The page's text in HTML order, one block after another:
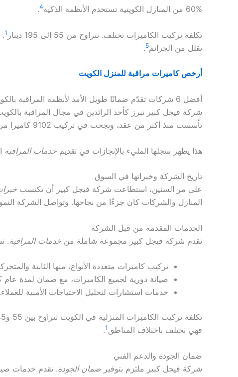
60% من المنازل الكويتية تستخدم الأنظمة الذكية 4
.
تكلفة تركيب الكاميرات تختلف. تتراوح من 55 إلى 195 دينار 1
.
تقلل من الجرائم5
.
أرخص كاميرات مراقبة للمنزل الكويت
أفضل 6 شركات تقدّم ضمانًا طويل الأمد لأنظمة المراقبة بالكويت شركة فيجل كبير
شركة فيجل كبير تبرز كأحد الرائدين في مجال المراقبة
تأسست منذ أكثر من عقد، ونجحت في تركيب 9102 كاميرا مراقبة في 2022.
هذا يظهر سجلها المليء بالإنجازات في تقديم خدمات المراقبة
تاريخ الشركة وخبراتها في السوق
على مر السنين، استطاعت شركة فيجل كبير أن تكتسب
المنازل والشركات كان جزءًا من نجاحها. وتواصل الشركة النمو
الخدمات المقدمة من قبل الشركة
تقدم شركة فيجل كبير مجموعة شاملة من خدمات المراقبة.
تركيب كاميرات متعددة الأنواع، منها الثابتة
صيانة دورية لجميع الكاميرات، مع ضمان لمدة
خدمات استشارات لتحليل الاحتياجات الأمنية للعملاء.
فهي تختلف باختلاف المناطق 1
.
ضمان الجودة والدعم الفني
شركة فيجل كبير ملتزم بتوفير ضمان الجودة. تقدم خدمات